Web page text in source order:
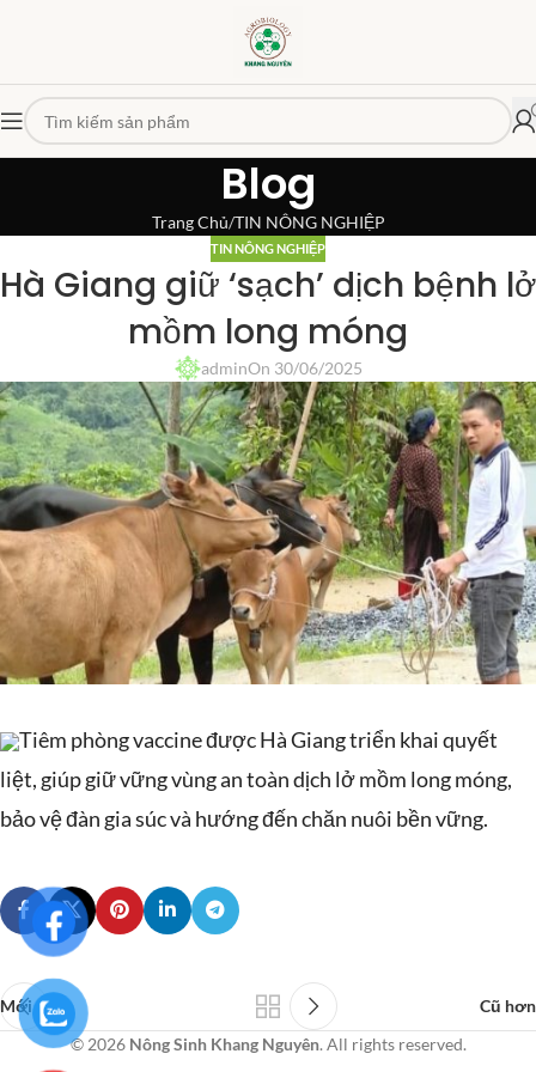
Blog
Trang Chủ TIN NÔNG NGHIỆP
TIN NÔNG NGHIỆP
Hà Giang giữ ‘sạch’ dịch bệnh lở
mồm long móng
adminOn 30/06/2025
Tiêm phòng vaccine được Hà Giang triển khai quyết
liệt, giúp giữ vững vùng an toàn dịch lở mồm long móng,
bảo vệ đàn gia súc và hướng đến chăn nuôi bền vững.
Mới hơn
Cũ hơn
© 2026 Nông Sinh Khang Nguyên. All rights reserved.